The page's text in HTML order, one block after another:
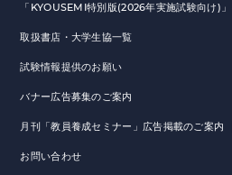
「KYOUSEMI特別版(2026年実施試験向け)
取扱書店・大学生協一覧
試験情報提供のお願い
バナー広告募集のご案内
月刊「教員養成セミナー」広告掲載のご案内
お問い合わせ